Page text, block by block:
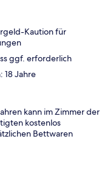
Kaution für
ggf. erforderlich
18 Jahre
kann im Zimmer der
kostenlos
Bettwaren